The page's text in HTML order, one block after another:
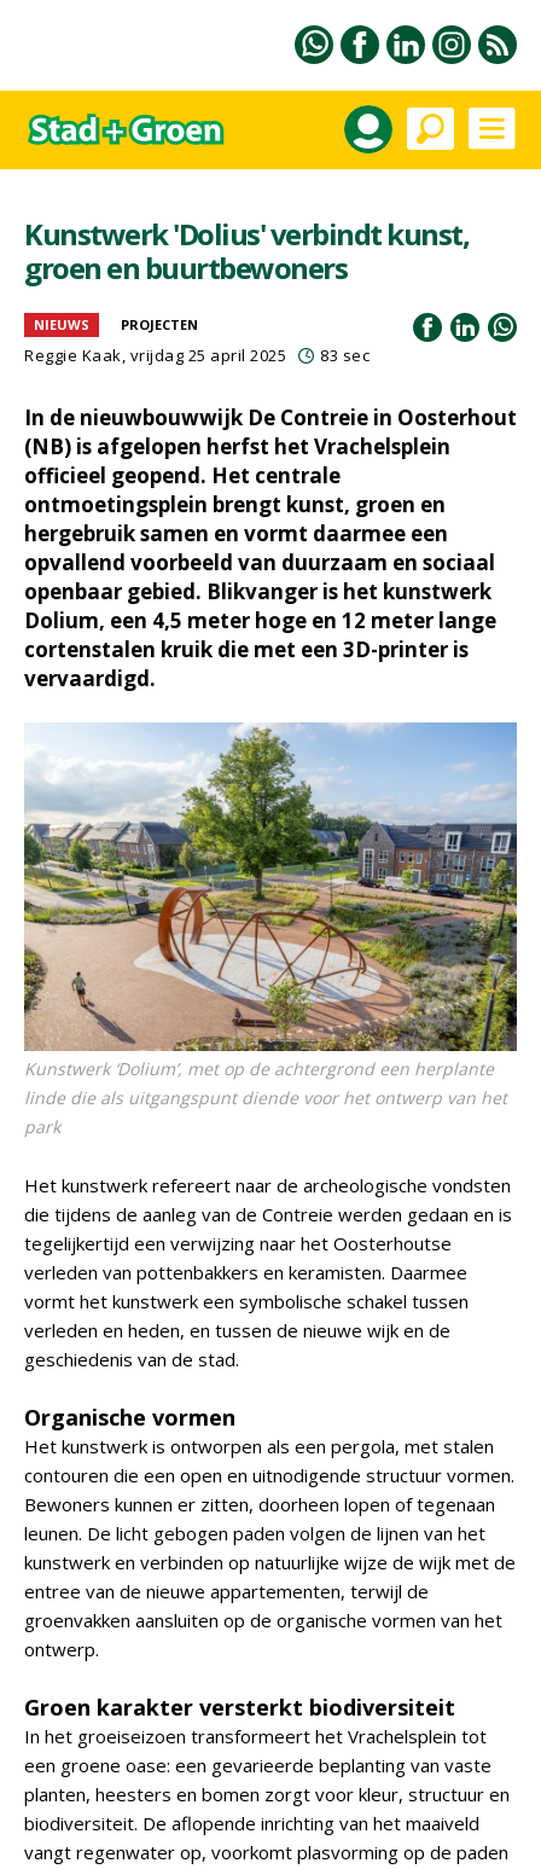
Kunstwerk 'Dolius' verbindt kunst,
groen en buurtbewoners
NIEUWS PROJECTEN
Reggie Kaak, vrijdag 25 april 2025 83 sec
In de nieuwbouwwijk De Contreie in Oosterhout
(NB) is afgelopen herfst het Vrachelsplein
officieel geopend. Het centrale
ontmoetingsplein brengt kunst, groen en
hergebruik samen en vormt daarmee een
opvallend voorbeeld van duurzaam en sociaal
openbaar gebied. Blikvanger is het kunstwerk
Dolium, een 4,5 meter hoge en 12 meter lange
cortenstalen kruik die met een 3D-printer is
vervaardigd.
Kunstwerk ‘Dolium’, met op de achtergrond een herplante
linde die als uitgangspunt diende voor het ontwerp van het
park
Het kunstwerk refereert naar de archeologische vondsten
die tijdens de aanleg van de Contreie werden gedaan en is
tegelijkertijd een verwijzing naar het Oosterhoutse
verleden van pottenbakkers en keramisten. Daarmee
vormt het kunstwerk een symbolische schakel tussen
verleden en heden, en tussen de nieuwe wijk en de
geschiedenis van de stad.
Organische vormen
Het kunstwerk is ontworpen als een pergola, met stalen
contouren die een open en uitnodigende structuur vormen.
Bewoners kunnen er zitten, doorheen lopen of tegenaan
leunen. De licht gebogen paden volgen de lijnen van het
kunstwerk en verbinden op natuurlijke wijze de wijk met de
entree van de nieuwe appartementen, terwijl de
groenvakken aansluiten op de organische vormen van het
ontwerp.
Groen karakter versterkt biodiversiteit
In het groeiseizoen transformeert het Vrachelsplein tot
een groene oase: een gevarieerde beplanting van vaste
planten, heesters en bomen zorgt voor kleur, structuur en
biodiversiteit. De aflopende inrichting van het maaiveld
vangt regenwater op, voorkomt plasvorming op de paden